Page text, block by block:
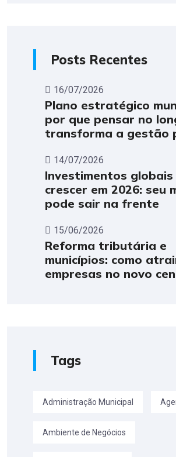
Posts Recentes
16/07/2026
Plano estratégico
por que pensar no
transforma a gestão
14/07/2026
Investimentos
crescer em 2026: seu
pode sair na frente
15/06/2026
Reforma tributária e
municípios: como
empresas no novo
Tags
Administração Municipal
Ambiente de Negócios